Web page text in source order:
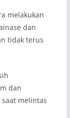
melakukan
dan
tidak terus
dan
melintas